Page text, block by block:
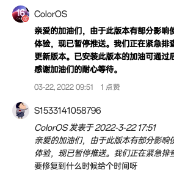
ColorOS
亲爱的加油们，由于此版本有部分影响
体验，现已暂停推送。我们正在紧急排
更新版本。已安装此版本的加油可通过
感谢加油们的耐心等待。
03-22, 2022 09:51 1 点赞
S1533141058796
ColorOS 发表于 2022-3-22 17:51
亲爱的加油们，由于此版本有部分影响
体验，现已暂停推送。我们正在紧急排
要修复到什么时候给个时间呀